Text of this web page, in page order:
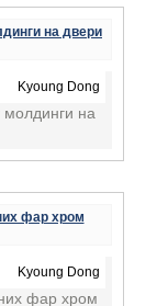
Kyoung Dong
на
Kyoung Dong
фар хром